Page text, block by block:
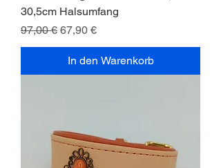
30,5cm Halsumfang
Standardpreis
97,00 € Sale-Preis
67,90 €
In den Warenkorb